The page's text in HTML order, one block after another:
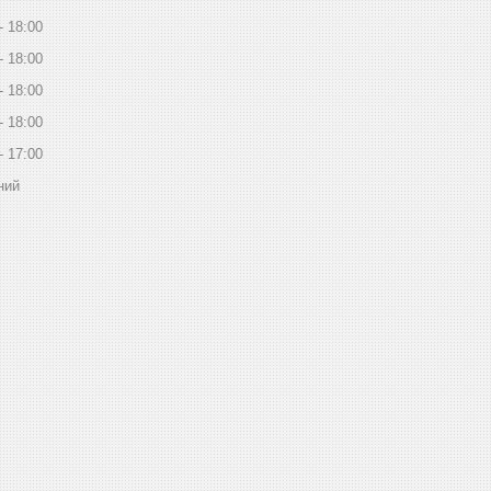
18:00
18:00
18:00
18:00
17:00